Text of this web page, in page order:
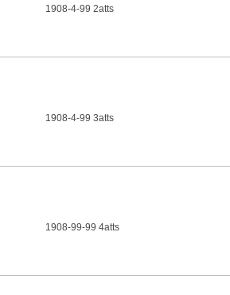
1908-4-99 2atts
1908-4-99 3atts
1908-99-99 4atts